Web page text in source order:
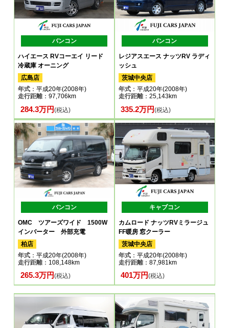
バンコン
ハイエース RVコーエイ リード
冷蔵庫 オーニング
広島店
年式 ：平成20年(2008年)
走行距離：97,706km
284.3万円(税込)
バンコン
レジアスエース ナッツRV ラディ
ッシュ
茨城中央店
年式：平成20年(2008年)
走行距離：25,143km
335.2万円(税込)
バンコン
OMC ツアーズワイド 1500W
インバーター 外部充電
柏店
年式 ：平成20年(2008年)
走行距離：108,148km
265.3万円(税込)
キャブコン
カムロード ナッツRVミラージュ
FF暖房 窓クーラー
茨城中央店
年式：平成20年(2008年)
走行距離：87,981km
401万円(税込)